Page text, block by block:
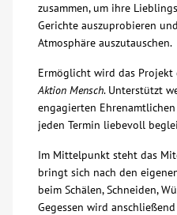
Bildung
Veranstaltungen
Mitmachen
zusammen, um ihre
Gerichte auszuprobieren
Atmosphäre auszutauschen.
Ermöglicht wird das
Aktion Mensch. Unterstützt
engagierten Ehrenamtlichen
jeden Termin liebevoll
Im Mittelpunkt steht das
bringt sich nach den
beim Schälen, Schneiden,
Gegessen wird